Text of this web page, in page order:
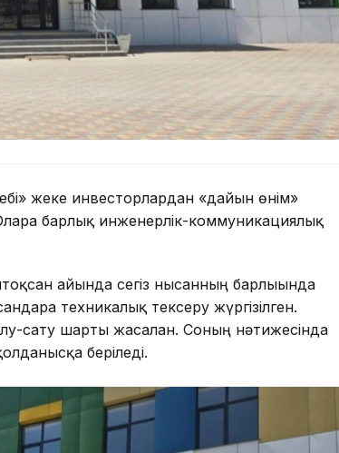
жеке инвесторлардан «дайын өнім»
барлық инженерлік-коммуникациялық
айында сегіз нысанның барлығында
техникалық тексеру жүргізілген.
сату шарты жасалған. Соның нәтижесінда
беріледі.